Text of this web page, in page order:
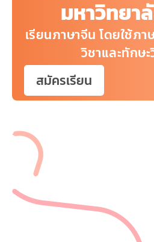
พัฒนา
มหาวิทยา
เรียนภาษาจีน โดยใช้ภา
วิชาและทักษ
สมัครเรียน